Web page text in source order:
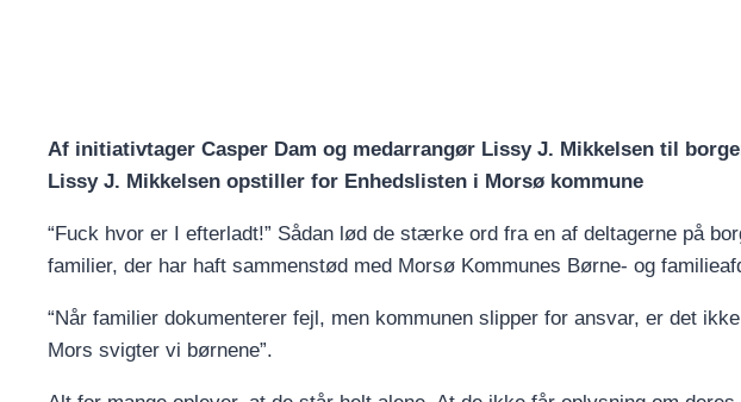
Af initiativtager Casper Dam og medarrangør Lissy J. Mikkelsen til
Lissy J. Mikkelsen opstiller for Enhedslisten i Morsø kommune
“Fuck hvor er I efterladt!” Sådan lød de stærke ord fra en af deltagerne på
familier, der har haft sammenstød med Morsø Kommunes Børne- og
“Når familier dokumenterer fejl, men kommunen slipper for ansvar, er det
Mors svigter vi børnene”.